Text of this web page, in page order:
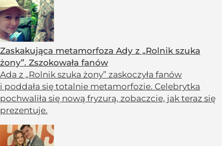
Zaskakująca metamorfoza Ady z „Rolnik szuka
żony”. Zszokowała fanów
Ada z „Rolnik szuka żony” zaskoczyła fanów
i poddała się totalnie metamorfozie. Celebrytka
pochwaliła się nową fryzurą, zobaczcie, jak teraz się
prezentuje.